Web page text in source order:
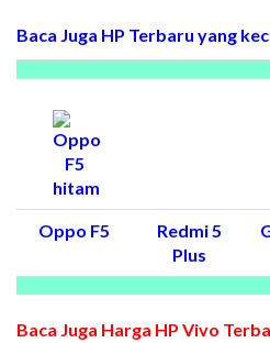
Baca Juga HP Terbaru yang
Oppo F5
Redmi 5
Plus
Baca Juga Harga HP Vivo